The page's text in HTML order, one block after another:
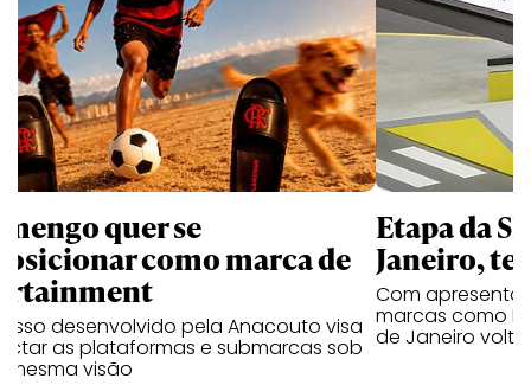
quer se
como marca de
desenvolvido pela Anacouto visa
as plataformas e submarcas sob
mesma visão
Etapa da
Janeiro,
Com
marcas como
de Janeiro